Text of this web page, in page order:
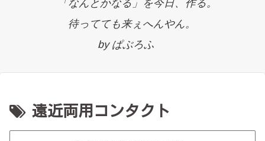
「なんとかなる」を今日、作る。
待ってても来ぇへんやん。
by ぱぶろふ
遠近両用コンタクト